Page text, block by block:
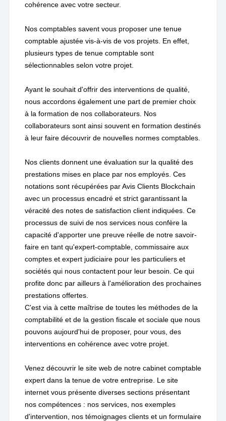
cohérence avec votre secteur.
Nos comptables savent vous proposer une tenue
comptable ajustée vis-à-vis de vos projets. En effet,
plusieurs types de tenue comptable sont
sélectionnables selon votre projet.
Ayant le souhait d'offrir des interventions de qualité,
nous accordons également une part de premier choix
à la formation de nos collaborateurs. Nos
collaborateurs sont ainsi souvent en formation destinés
à leur faire découvrir de nouvelles normes comptables.
Nos clients donnent une évaluation sur la qualité des
prestations mises en place par nos employés. Ces
notations sont récupérées par Avis Clients Blockchain
avec un processus encadré et strict garantissant la
véracité des notes de satisfaction client indiquées. Ce
processus de suivi de nos services nous confère la
capacité d'apporter une preuve réelle de notre savoir-
faire en tant qu'expert-comptable, commissaire aux
comptes et expert judiciaire pour les particuliers et
sociétés qui nous contactent pour leur besoin. Ce qui
profite donc par ailleurs à l'amélioration des prochaines
prestations offertes.
C'est via à cette maîtrise de toutes les méthodes de la
comptabilité et de la gestion fiscale et sociale que nous
pouvons aujourd'hui de proposer, pour vous, des
interventions en cohérence avec votre projet.
Venez découvrir le site web de notre cabinet comptable
expert dans la tenue de votre entreprise. Le site
internet vous présente diverses sections présentant
nos compétences : nos services, nos exemples
d'intervention, nos témoignages clients et un formulaire